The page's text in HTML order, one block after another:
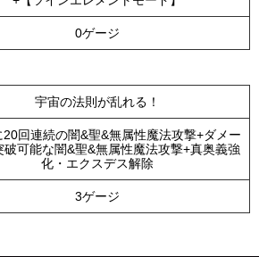
0ゲージ
宇宙の法則が乱れる！
20回連続の闇&聖&無属性魔法攻撃+ダメー
破可能な闇&聖&無属性魔法攻撃+真奥義強
化・エクスデス解除
3ゲージ